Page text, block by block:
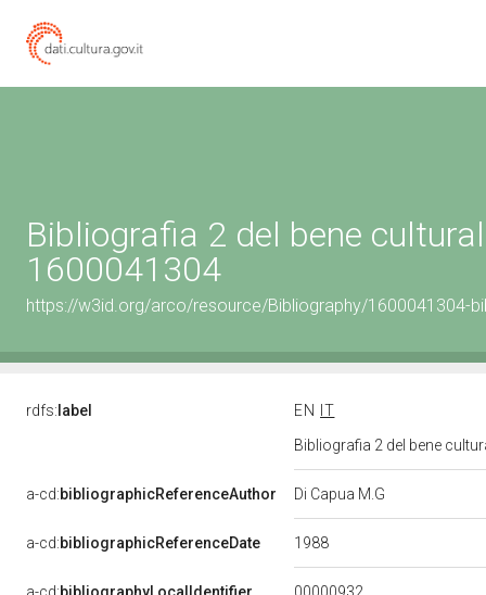
Bibliografia 2 del bene
1600041304
https://w3id.org/arco/resource/Bibliography/1600041304-
rdfs: label EN
IT
Bibliografia 2 del bene
a-cd:bibliographicReferenceAuthor Di Capua M.G
a-cd:bibliographicReferenceDate 1988
00000932